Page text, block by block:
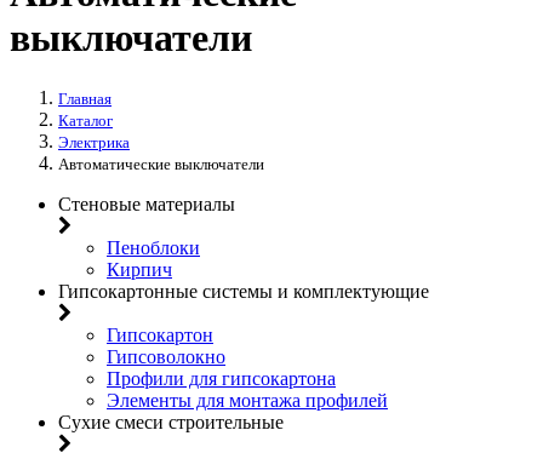
выключатели
Главная
Каталог
Электрика
Автоматические выключатели
Стеновые материалы
Пеноблоки
Кирпич
Гипсокартонные системы и комплектующие
Гипсокартон
Гипсоволокно
Профили для гипсокартона
Элементы для монтажа профилей
Сухие смеси строительные